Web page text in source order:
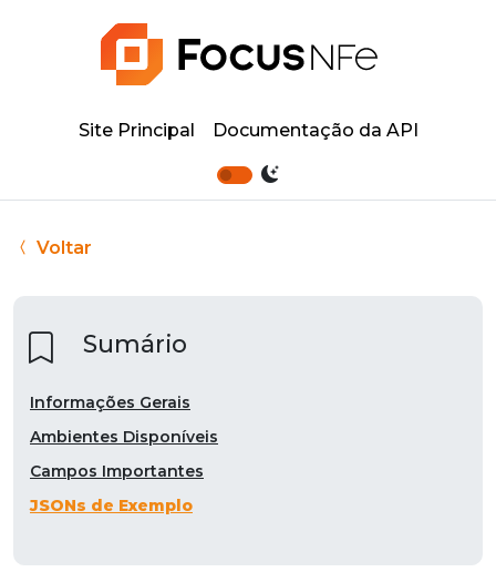
Site Principal Documentação da API
Voltar
Sumário
Informações Gerais
Ambientes Disponíveis
Campos Importantes
JSONs de Exemplo